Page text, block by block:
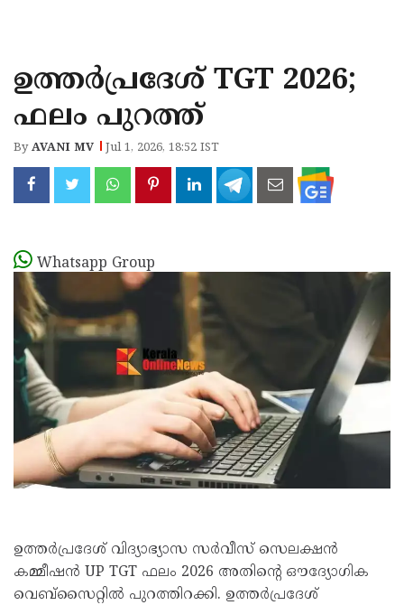
KANNUR
KASARAGOD
ഉത്തർപ്രദേശ് TGT 2026;
ഫലം പുറത്ത്
ByAVANI MV Jul 1, 2026, 18:52 IST
Whatsapp Group
ഉത്തർപ്രദേശ് വിദ്യാഭ്യാസ സർവീസ് സെലക്ഷൻ
കമ്മീഷൻ UP TGT ഫലം 2026 അതിന്റെ ഔദ്യോഗിക
വെബ്‌സൈറ്റിൽ പുറത്തിറക്കി. ഉത്തർപ്രദേശ്